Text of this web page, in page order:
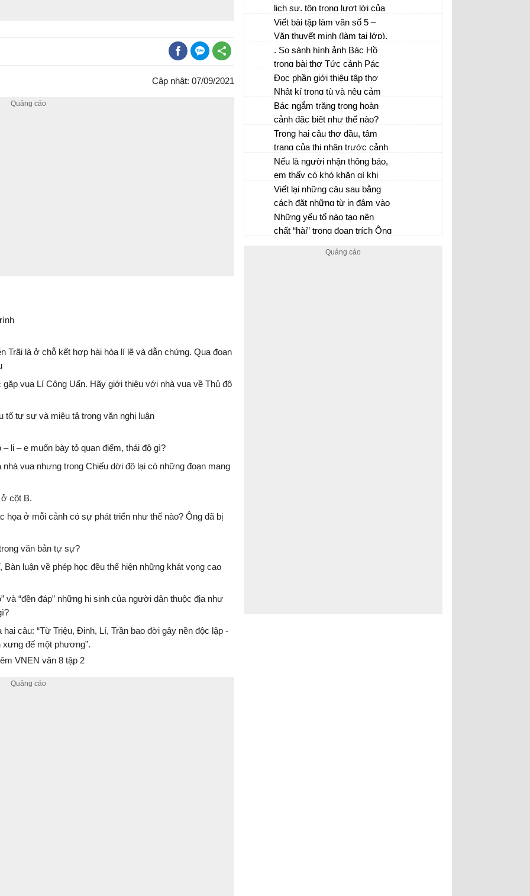
Cập nhật: 07/09/2021
Trãi là ở chỗ kết hợp hài hòa lí lẽ và dẫn chứng. Qua đoạn
vua Lí Công Uẩn. Hãy giới thiệu với nhà vua về Thủ đô
tố tự sự và miêu tả trong văn nghị luận
li – e muốn bày tỏ quan điểm, thái độ gì?
vua nhưng trong Chiếu dời đô lại có những đoạn mang
cột B.
họa ở mỗi cảnh có sự phát triển như thế nào? Ông đã bị
văn bản tự sự?
luận về phép học đều thể hiện những khát vọng cao
và “đền đáp” những hi sinh của người dân thuộc địa như
câu: “Từ Triệu, Đinh, Lí, Trần bao đời gây nền độc lập -
đế một phương”.
VNEN văn 8 tập 2
khi lại là “tôi”. Theo em, sự
thay đổi này có tác dụng gì?
lịch sự, tôn trọng lượt lời của
người khác khi giao tiếp bằng
những cách nào? Chọn những
phương án đúng.
Viết bài tập làm văn số 5 –
Văn thuyết minh (làm tại lớp).
. So sánh hình ảnh Bác Hồ
trong bài thơ Tức cảnh Pác
Bó và hình ảnh Nguyễn Trãi
trong đoạn trích Bài ca Côn
Sơn sau đây:
Đọc phần giới thiệu tập thơ
Nhật kí trong tù và nêu cảm
nhận của em về 4 câu thơ đề
từ của tập nhật kí:
Bác ngắm trăng trong hoàn
cảnh đặc biệt như thế nào?
Trong hai câu thơ đầu, tâm
trạng của thi nhân trước cảnh
đẹp đêm trăng được bộc lộ ra
sao?
Nếu là người nhận thông báo,
em thấy có khó khăn gì khi
thực hiện thông báo sau:
Viết lại những câu sau bằng
cách đặt những từ in đậm vào
vị trí khác trong câu.
Những yếu tố nào tạo nên
chất “hài” trong đoạn trích Ông